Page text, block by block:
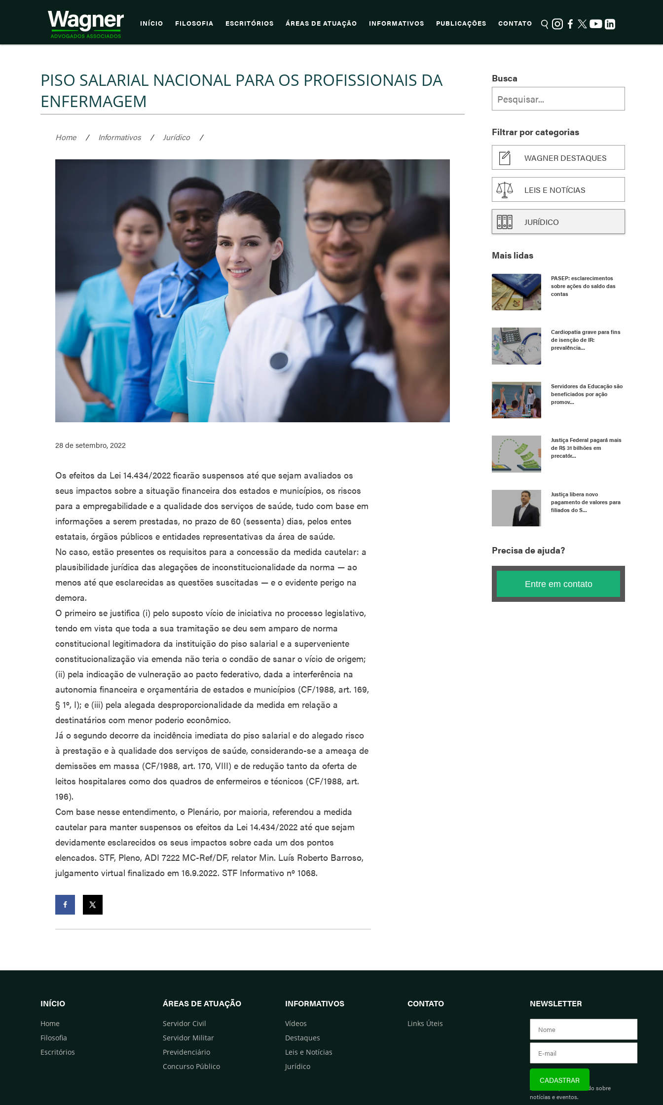
INÍCIO FILOSOFIA ESCRITÓRIOS ÁREAS DE ATUAÇÃO INFORMATIVOS PUBLICAÇÕES CONTATO
PISO SALARIAL NACIONAL PARA OS PROFISSIONAIS DA
ENFERMAGEM
Home / Informativos / Jurídico /
28 de setembro, 2022
Os efeitos da Lei 14.434/2022 ficarão suspensos até que sejam avaliados os
seus impactos sobre a situação financeira dos estados e municípios, os riscos
para a empregabilidade e a qualidade dos serviços de saúde, tudo com base em
informações a serem prestadas, no prazo de 60 (sessenta) dias, pelos entes
estatais, órgãos públicos e entidades representativas da área de saúde.
No caso, estão presentes os requisitos para a concessão da medida cautelar: a
plausibilidade jurídica das alegações de inconstitucionalidade da norma — ao
menos até que esclarecidas as questões suscitadas — e o evidente perigo na
demora.
O primeiro se justifica (i) pelo suposto vício de iniciativa no processo legislativo,
tendo em vista que toda a sua tramitação se deu sem amparo de norma
constitucional legitimadora da instituição do piso salarial e a superveniente
constitucionalização via emenda não teria o condão de sanar o vício de origem;
(ii) pela indicação de vulneração ao pacto federativo, dada a interferência na
autonomia financeira e orçamentária de estados e municípios (CF/1988, art. 169,
§ 1º, I); e (iii) pela alegada desproporcionalidade da medida em relação a
destinatários com menor poderio econômico.
Já o segundo decorre da incidência imediata do piso salarial e do alegado risco
à prestação e à qualidade dos serviços de saúde, considerando-se a ameaça de
demissões em massa (CF/1988, art. 170, VIII) e de redução tanto da oferta de
leitos hospitalares como dos quadros de enfermeiros e técnicos (CF/1988, art.
196).
Com base nesse entendimento, o Plenário, por maioria, referendou a medida
cautelar para manter suspensos os efeitos da Lei 14.434/2022 até que sejam
devidamente esclarecidos os seus impactos sobre cada um dos pontos
elencados. STF, Pleno, ADI 7222 MC-Ref/DF, relator Min. Luís Roberto Barroso,
julgamento virtual finalizado em 16.9.2022. STF Informativo nº 1068.
Busca
Filtrar por categorias
WAGNER DESTAQUES
LEIS E NOTÍCIAS
JURÍDICO
Mais lidas
PASEP: esclarecimentos
sobre ações do saldo das
contas
Cardiopatia grave para fins
de isenção de IR:
prevalência...
Servidores da Educação são
beneficiados por ação
promov...
Justiça Federal pagará mais
de R$ 31 bilhões em
precatór...
Justiça libera novo
pagamento de valores para
filiados do S...
Precisa de ajuda?
Entre em contato
INÍCIO
Home
Filosofia
Escritórios
ÁREAS DE ATUAÇÃO
Servidor Civil
Servidor Militar
Previdenciário
Concurso Público
INFORMATIVOS
Vídeos
Destaques
Leis e Notícias
Jurídico
CONTATO
Links Úteis
NEWSLETTER
Assine e fique informado sobre
notícias e eventos.